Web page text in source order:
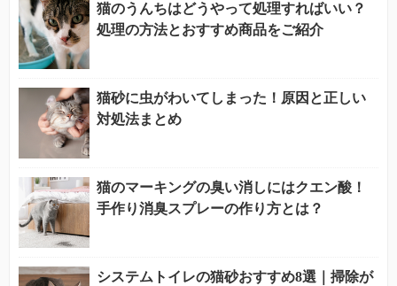
猫のうんちはどうやって処理すればいい？
処理の方法とおすすめ商品をご紹介
猫砂に虫がわいてしまった！原因と正しい
対処法まとめ
猫のマーキングの臭い消しにはクエン酸！
手作り消臭スプレーの作り方とは？
システムトイレの猫砂おすすめ8選｜掃除が